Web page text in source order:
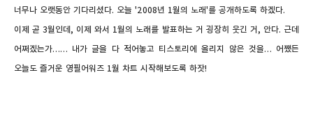
너무나 오랫동안 기다리셨다. 오늘 '2008년 1월의 노래'를 공개하도록 하겠다.
이제 곧 3월인데, 이제 와서 1월의 노래를 발표하는 거 굉장히 웃긴 거, 안다. 근데
어쩌겠는가…… 내가 글을 다 적어놓고 티스토리에 올리지 않은 것을… 어쨌든
오늘도 즐거운 영필어워즈 1월 차트 시작해보도록 하잣!